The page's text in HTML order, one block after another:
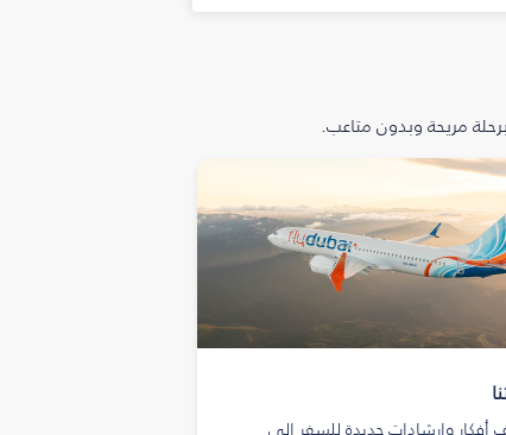
مريحة وبدون متاعب.
أفكار وإرشادات جديدة للسفر إلى